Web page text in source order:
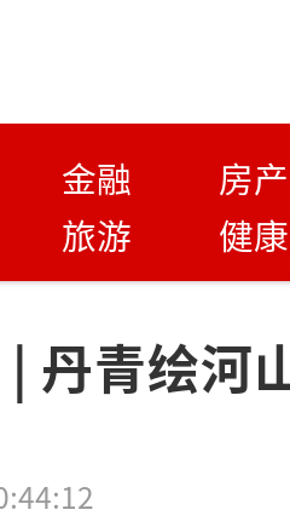
金融
房产
旅游 健康
丹青绘河